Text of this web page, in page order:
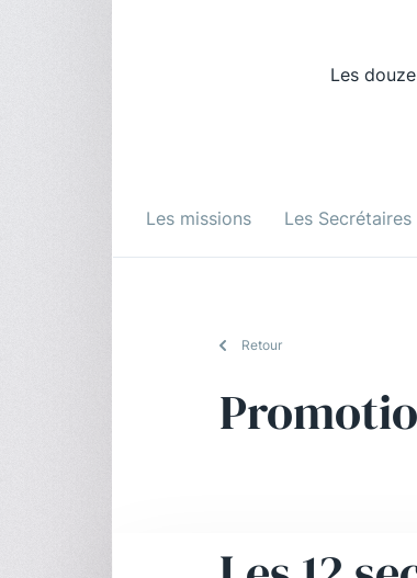
Les
Les missions Les Secrétaires
Retour